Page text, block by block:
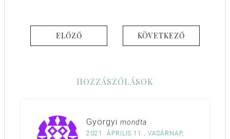
ELŐZŐ KÖVETKEZŐ
HOZZÁSZÓLÁSOK
Györgyi mondta
2021. ÁPRILIS 11., VASÁRNAP,